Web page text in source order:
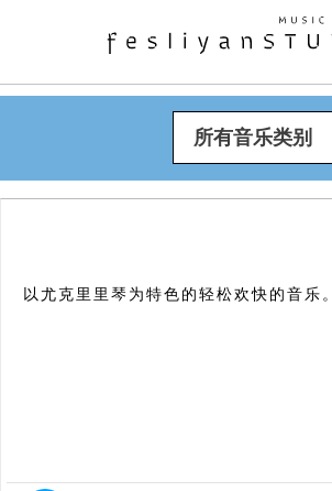
所有音乐类别
以尤克里里琴为特色的轻松欢快的音乐。